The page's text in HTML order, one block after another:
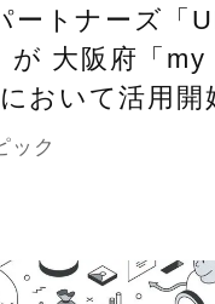
ートナーズ「
が 大阪府「my
おいて活用開
ック